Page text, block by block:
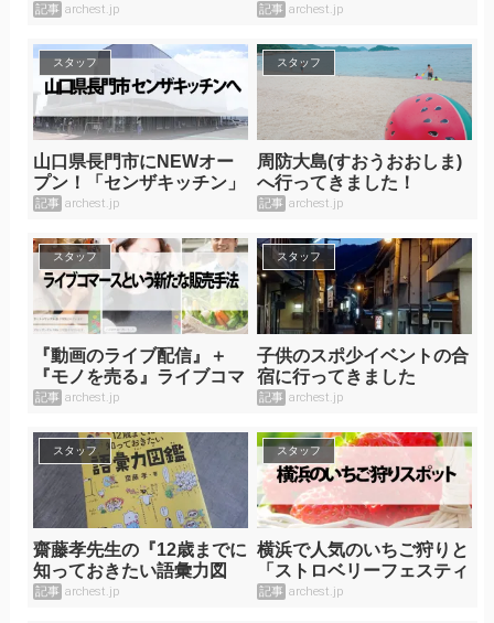
記事 archest.jp 記事 archest.jp
スタッフ
山口県長門市にNEWオー
プン！「センザキッチン」
に行ってきました！
記事 archest.jp
スタッフ
周防大島(すおうおおしま)
へ行ってきました！
記事 archest.jp
スタッフ
『動画のライブ配信』＋
『モノを売る』ライブコマ
ースという新たな販売手法
記事 archest.jp
スタッフ
子供のスポ少イベントの合
宿に行ってきました
記事 archest.jp
スタッフ
齋藤孝先生の『12歳までに
知っておきたい語彙力図
鑑』を買ってみました
記事 archest.jp
スタッフ
横浜で人気のいちご狩りと
「ストロベリーフェスティ
バル」レポ
記事 archest.jp